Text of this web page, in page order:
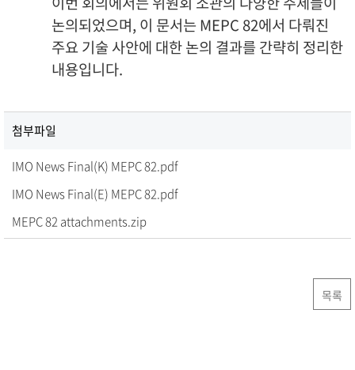
논의되었으며, 이 문서는 MEPC 82에서 다뤄진
주요 기술 사안에 대한 논의 결과를 간략히 정리한
내용입니다.
첨부파일
IMO News Final(K) MEPC 82.pdf
IMO News Final(E) MEPC 82.pdf
MEPC 82 attachments.zip
목록